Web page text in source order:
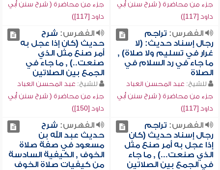
جزء من محاضرة ( شرح سنن أبي
داود [117])
جزء من محاضرة ( شرح سنن أبي
داود [117])
الفهرس: تراجم
رجال إسناد حديث: (لا
غرار في تسليم ولا صلاة) ,
ما جاء في رد السلام في
الصلاة
للشيخ: عبد المحسن العباد
جزء من محاضرة ( شرح سنن أبي
داود [117])
الفهرس: شرح
حديث (كان إذا عجل به
أمر صنع مثل الذي
صنعت..) , ما جاء في
الجمع بين الصلاتين
للشيخ: عبد المحسن العباد
جزء من محاضرة ( شرح سنن أبي
داود [150])
الفهرس: تراجم
رجال إسناد حديث (كان
إذا عجل به أمر صنع مثل
الذي صنعت...) , ما جاء
في الجمع بين الصلاتين
الفهرس: شرح
حديث عبد الله بن
مسعود في صفة صلاة
الخوف , الكيفية السادسة
من كيفيات صلاة الخوف